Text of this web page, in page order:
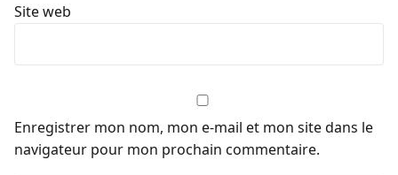
Site web
Enregistrer mon nom, mon e-mail et mon site dans le
navigateur pour mon prochain commentaire.